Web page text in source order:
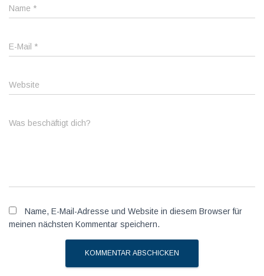
Name *
E-Mail *
Website
Was beschäftigt dich?
Name, E-Mail-Adresse und Website in diesem Browser für
meinen nächsten Kommentar speichern.